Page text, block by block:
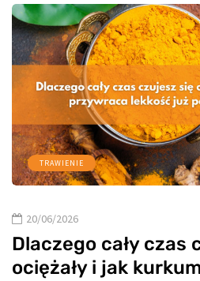
TRAWIENIE
20/06/2026
Dlaczego cały czas
ociężały i jak